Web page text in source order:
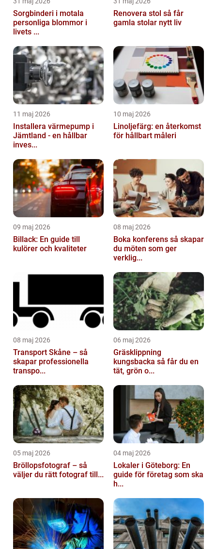
Sorgbinderi i motala
personliga blommor i
livets ...
Renovera stol så får
gamla stolar nytt liv
11 maj 2026
Installera värmepump i
Jämtland - en hållbar
inves...
10 maj 2026
Linoljefärg: en återkomst
för hållbart måleri
09 maj 2026
Billack: En guide till
kulörer och kvaliteter
08 maj 2026
Boka konferens så skapar
du möten som ger
verklig...
08 maj 2026
Transport Skåne – så
skapar professionella
transpo...
06 maj 2026
Gräsklippning
kungsbacka så får du en
tät, grön o...
05 maj 2026
Bröllopsfotograf – så
väljer du rätt fotograf till...
04 maj 2026
Lokaler i Göteborg: En
guide för företag som ska
h...